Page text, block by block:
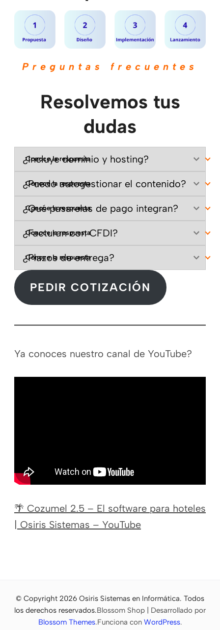
Preguntas frecuentes
Resolvemos tus
dudas
¿Incluye dominio y hosting?
¿Puedo autogestionar el contenido?
¿Qué pasarelas de pago integran?
¿Facturan con CFDI?
¿Plazos de entrega?
PEDIR COTIZACIÓN
Ya conoces nuestro canal de YouTube?
🌴 Cozumel 2.5 – El software para hoteles
| Osiris Sistemas – YouTube
© Copyright 2026 Osiris Sistemas en Informática. Todos
los derechos reservados.Blossom Shop | Desarrollado por
Blossom Themes.Funciona con WordPress.